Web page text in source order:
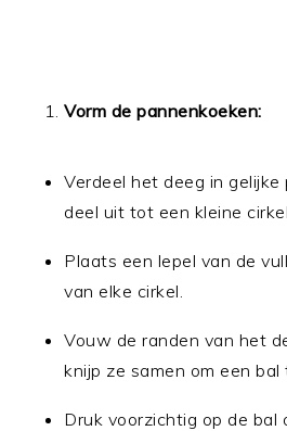
Vorm de pannenkoeken:
Verdeel het deeg in
deel uit tot een kleine cirkel.
Plaats een lepel van de
van elke cirkel.
Vouw de randen van het
knijp ze samen om een bal
Druk voorzichtig op de bal